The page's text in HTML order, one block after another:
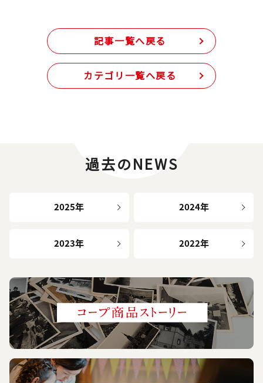
記事一覧へ戻る
カテゴリ一覧へ戻る
過去のNEWS
2025年 2024年
2023年 2022年